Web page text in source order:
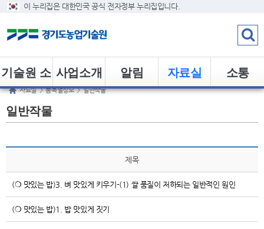
이 누리집은 대한민국 공식 전자정부 누리집입니다.
소통
자료실
알림
사업소개
기술원 소
개
자료실 > 품목별정보 > 일반작물
일반작물
제목
(❍ 맛있는 밥)3. 벼 맛있게 키우기-(1) 쌀 품질이 저하되는 일반적인 원인
(❍ 맛있는 밥)1. 밥 맛있게 짓기